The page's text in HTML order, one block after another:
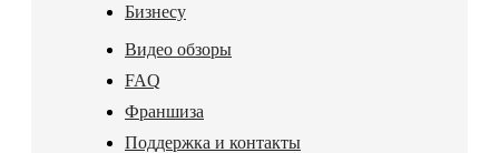
Бизнесу
Видео обзоры
FAQ
Франшиза
Поддержка и контакты